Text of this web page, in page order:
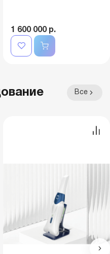
1 600 000 р.
Все